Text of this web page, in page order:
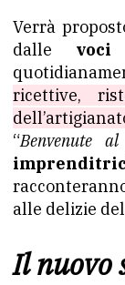
Verrà
dalle voci
ricettive,
“Benvenute
alle delizie
Il nuovo